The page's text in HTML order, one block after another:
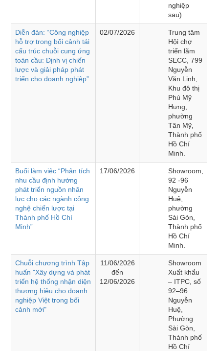
nghiệp
sau)
Diễn đàn: “Công nghiệp
hỗ trợ trong bối cảnh tái
cấu trúc chuỗi cung ứng
toàn cầu: Định vị chiến
lược và giải pháp phát
triển cho doanh nghiệp”
02/07/2026
Trung tâm
Hội chợ
triển lãm
SECC, 799
Nguyễn
Văn Linh,
Khu đô thị
Phú Mỹ
Hưng,
phường
Tân Mỹ,
Thành phố
Hồ Chí
Minh.
Buổi làm việc “Phân tích
nhu cầu định hướng
phát triển nguồn nhân
lực cho các ngành công
nghệ chiến lược tại
Thành phố Hồ Chí
Minh”
17/06/2026
Showroom,
92 -96
Nguyễn
Huệ,
phường
Sài Gòn,
Thành phố
Hồ Chí
Minh.
Chuỗi chương trình Tập
huấn "Xây dựng và phát
triển hệ thống nhận diện
thương hiệu cho doanh
nghiệp Việt trong bối
cảnh mới"
11/06/2026
đến
12/06/2026
Showroom
Xuất khẩu
– ITPC, số
92–96
Nguyễn
Huệ,
Phường
Sài Gòn,
Thành phố
Hồ Chí